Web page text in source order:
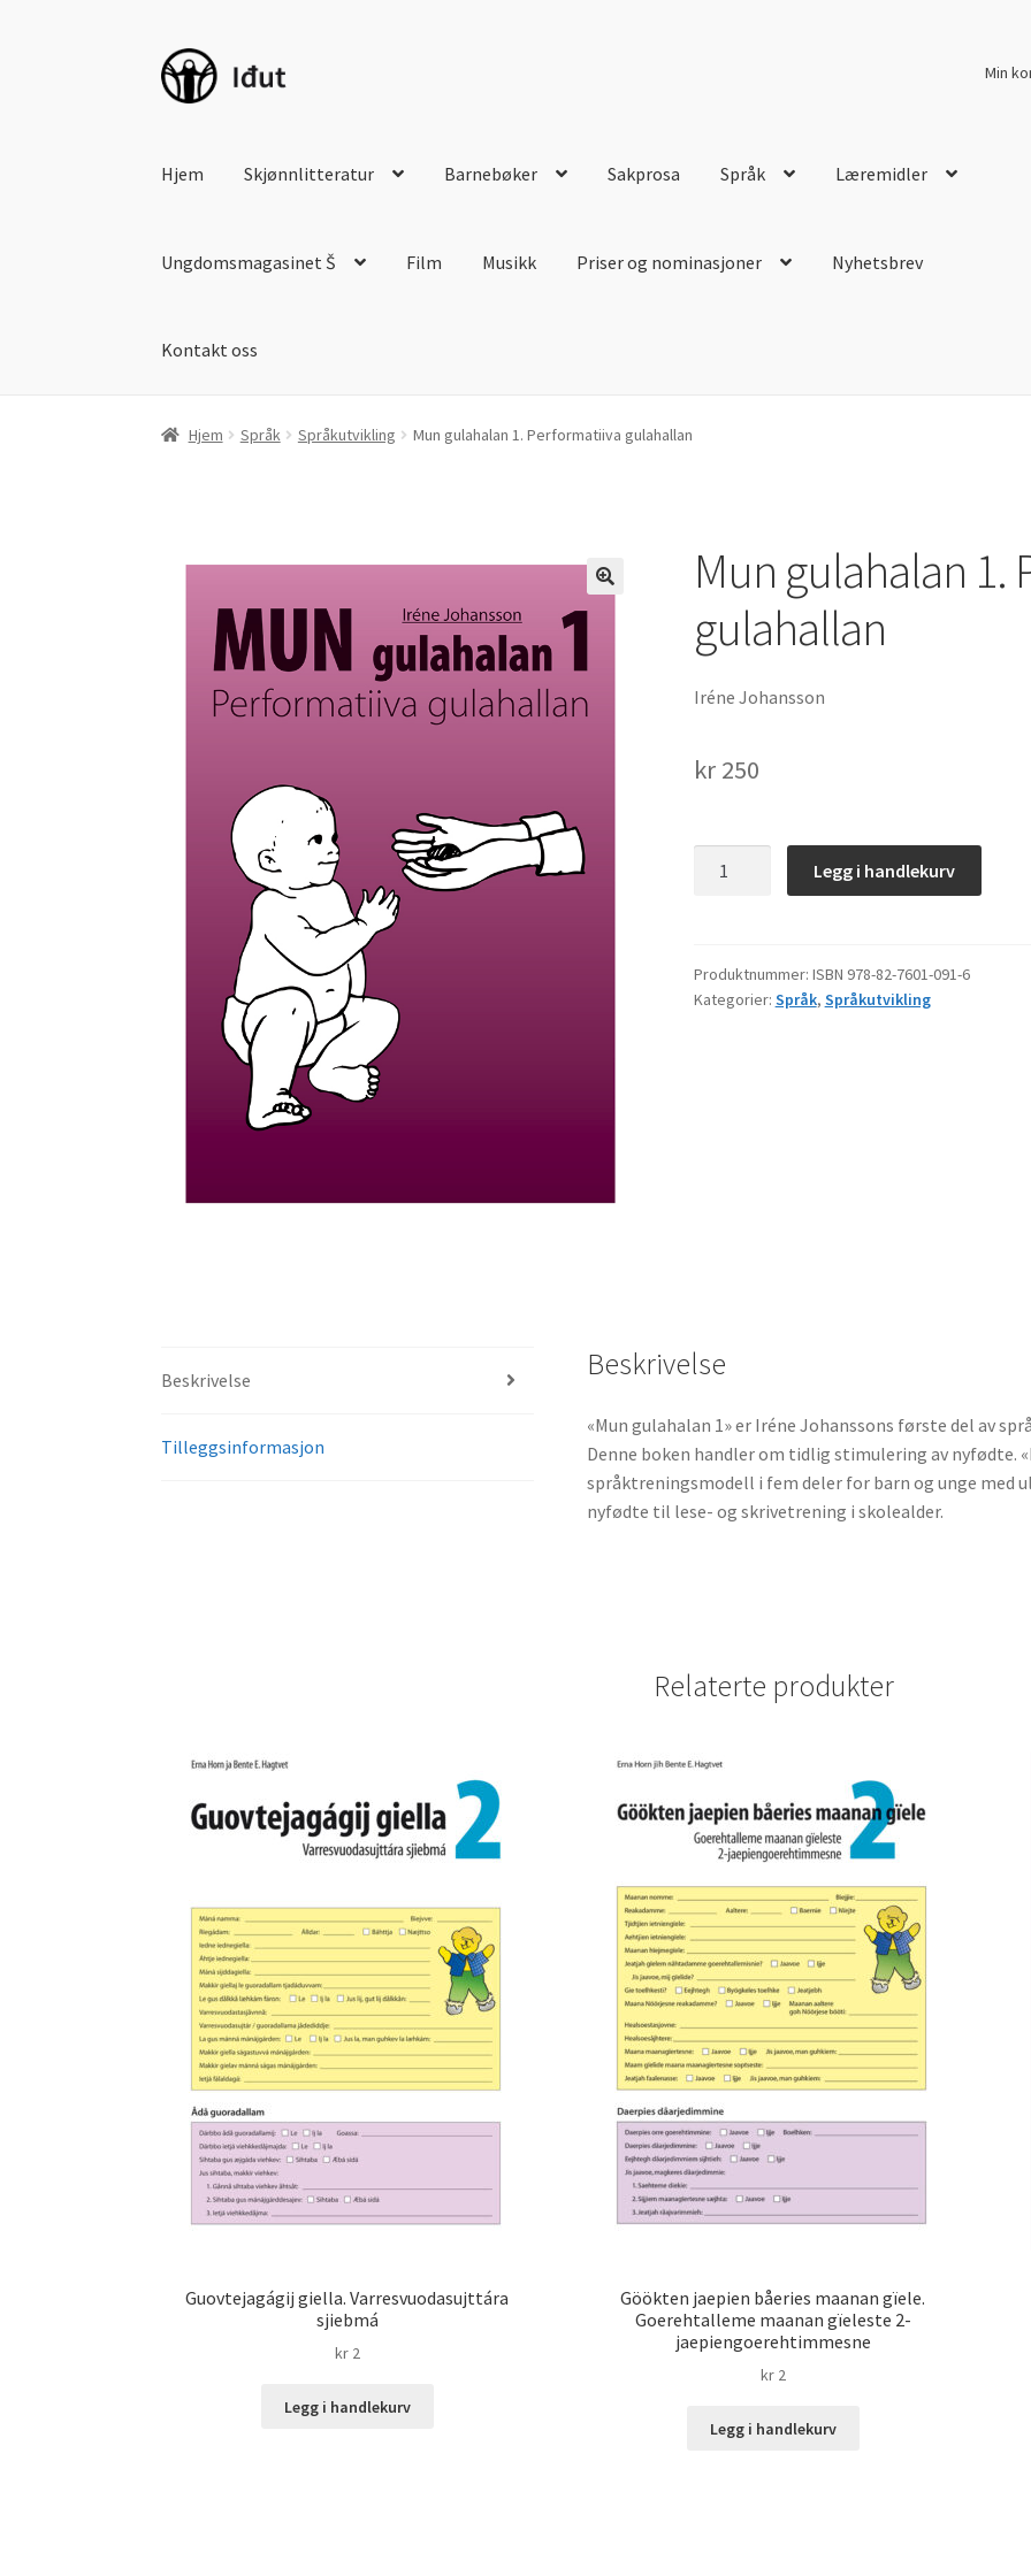
Hopp
til
Hopp
til
Min
Hjem Skjønnlitteratur Barnebøker Sakprosa Språk Læremidler
Ungdomsmagasinet Š Film Musikk Priser og nominasjoner Nyhetsbrev
Kontakt oss
Hjem Språk Språkutvikling Mun gulahalan 1. Performatiiva gulahallan
Mun gulahalan 1.
gulahallan
Iréne Johansson
kr250
gulahallan
antall
Legg i handlekurv
Produktnummer: ISBN 978-82-7601-091-6
Kategorier: Språk, Språkutvikling
Beskrivelse
Tilleggsinformasjon
Beskrivelse
«Mun gulahalan 1» er Iréne Johanssons første del av
Denne boken handler om tidlig stimulering av nyfødte.
språktreningsmodell i fem deler for barn og unge med
nyfødte til lese- og skrivetrening i skolealder.
Relaterte produkter
Guovtejagágij giella. Varresvuodasujttára
sjiebmá
kr2
Legg i handlekurv
Göökten jaepien båeries maanan gïele.
Goerehtalleme maanan gïeleste 2-
jaepiengoerehtimmesne
kr2
Legg i handlekurv